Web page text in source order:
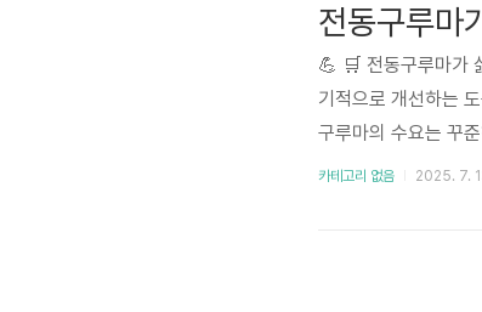
전동구루마
💪 🛒 전동구루마가
기적으로 개선하는
구루마의 수요는 꾸
으며, 다양한 종류와
카테고리 없음 2025. 7.